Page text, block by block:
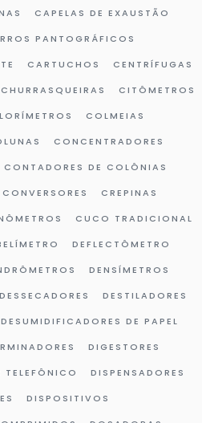
CAPELAS DE EXAUSTÃO
PANTOGRÁFICOS
CARTUCHOS CENTRÍFUGAS
CHURRASQUEIRAS CITÔMETROS
COLMEIAS
CONCENTRADORES
CONTADORES DE COLÔNIAS
CONVERSORES CREPINAS
CUCO TRADICIONAL
DEFLECTÔMETRO
DENSÍMETROS
DESSECADORES DESTILADORES
DESUMIDIFICADORES DE PAPEL
DIGESTORES
TELEFÔNICO DISPENSADORES
DISPOSITIVOS